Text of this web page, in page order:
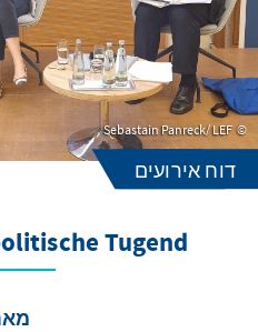
דוח אירועים
Tugend